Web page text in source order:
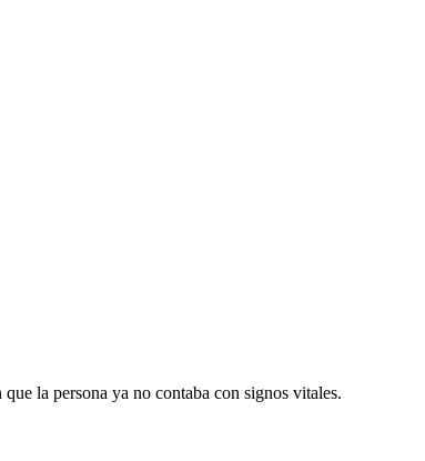
la persona ya no contaba con signos vitales.